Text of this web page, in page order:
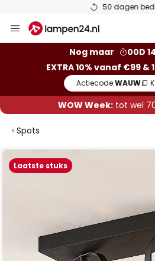
50 dagen
naar
Nog maar
00D
EXTRA 10% vanaf €99 &
Actiecode:WAUW
WOW Week:tot wel
Spots
Laatste stuks
Ga
naar
afbeeldingen-